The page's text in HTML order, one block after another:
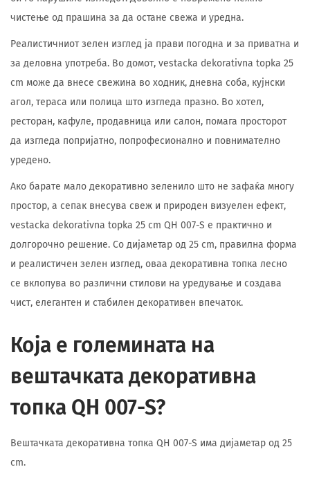
чистење од прашина за да остане свежа и уредна.
Реалистичниот зелен изглед ја прави погодна и за приватна и
за деловна употреба. Во домот, vestacka dekorativna topka 25
cm може да внесе свежина во ходник, дневна соба, кујнски
агол, тераса или полица што изгледа празно. Во хотел,
ресторан, кафуле, продавница или салон, помага просторот
да изгледа попријатно, попрофесионално и повнимателно
уредено.
Ако барате мало декоративно зеленило што не зафаќа многу
простор, а сепак внесува свеж и природен визуелен ефект,
vestacka dekorativna topka 25 cm QH 007-S е практично и
долгорочно решение. Со дијаметар од 25 cm, правилна форма
и реалистичен зелен изглед, оваа декоративна топка лесно
се вклопува во различни стилови на уредување и создава
чист, елегантен и стабилен декоративен впечаток.
Која е големината на
вештачката декоративна
топка QH 007-S?
Вештачката декоративна топка QH 007-S има дијаметар од 25
cm.